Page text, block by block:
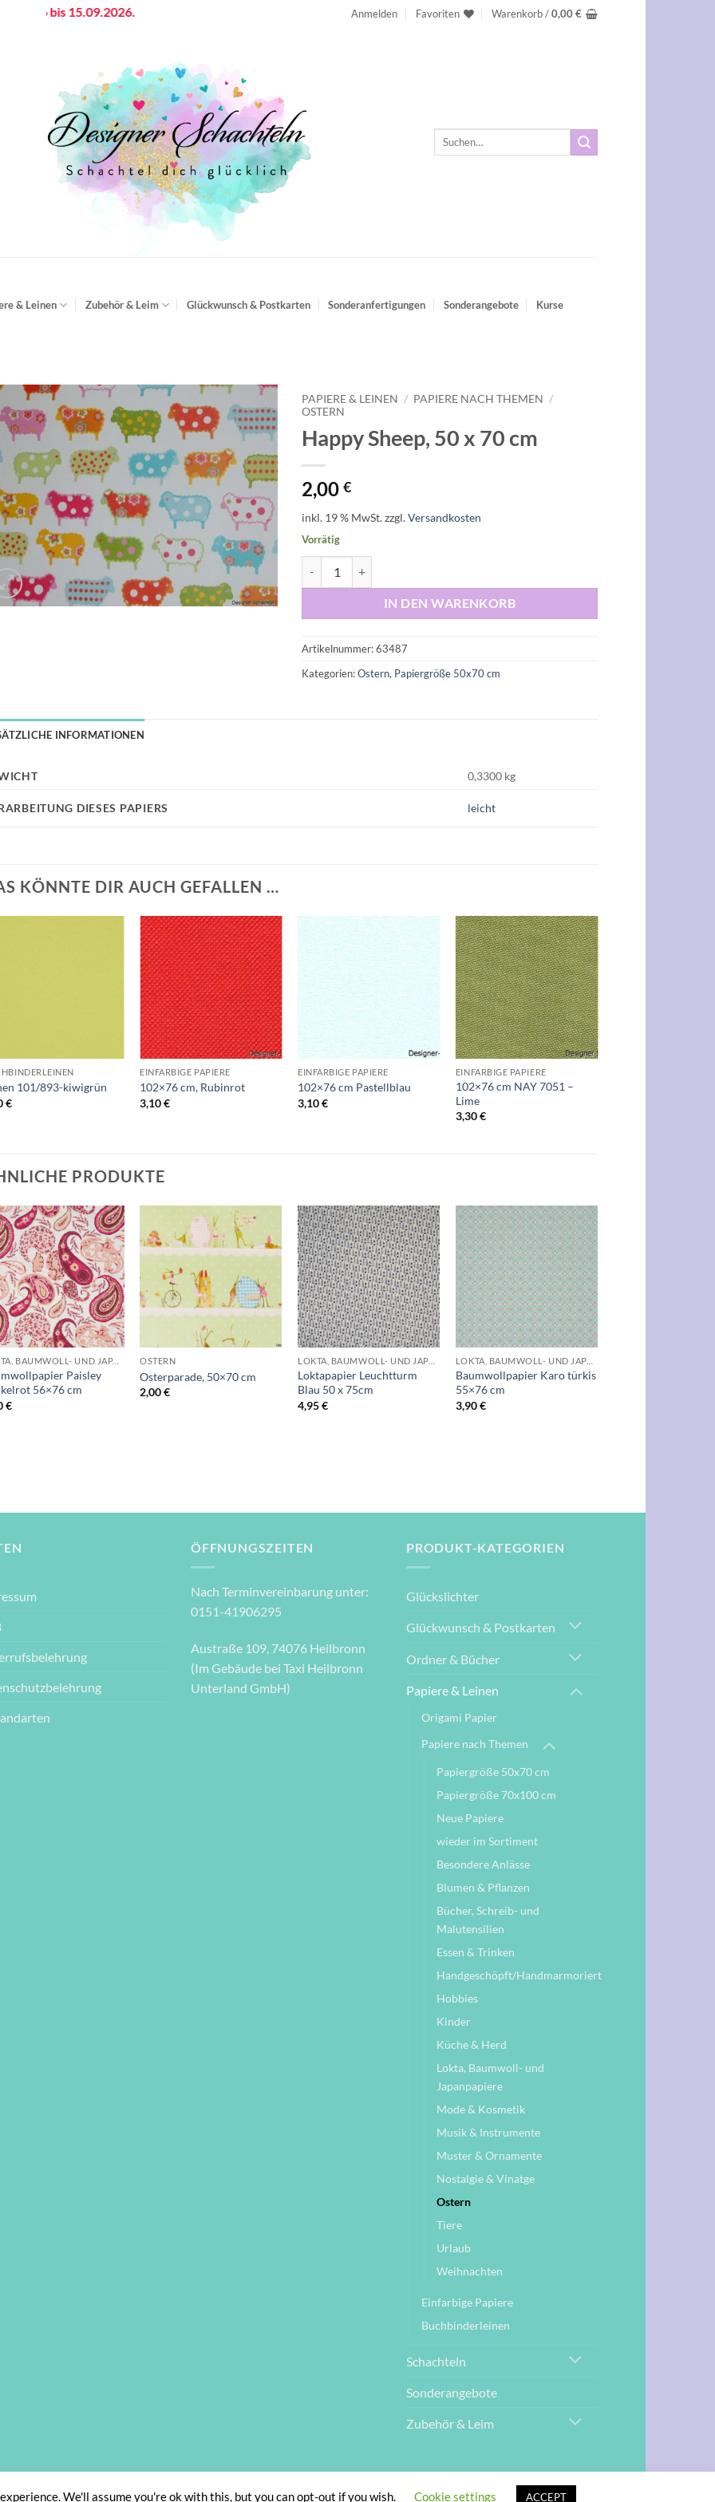
bis 15.09.2026. Anmelden Favoriten Warenkorb /0,00€
Suchen
& Leinen Zubehör & Leim Glückwunsch & Postkarten Sonderanfertigungen Sonderangebote Kurse
Auf die
Wunschliste
PAPIERE & LEINEN / PAPIERE NACH THEMEN /
OSTERN
Happy Sheep, 50 x 70 cm
2,00€
inkl. 19 % MwSt.zzgl.Versandkosten
Vorrätig
IN DEN WARENKORB
Artikelnummer:63487
Kategorien:Ostern, Papiergröße 50x70 cm
INFORMATIONEN
0,3300 kg
DIESES PAPIERS leicht
KÖNNTE DIR AUCH GEFALLEN …
101/893-kiwigrün
€
Auf die
Wunschliste
+
EINFARBIGE PAPIERE
102×76 cm, Rubinrot
3,10€
EINFARBIGE PAPIERE
102×76 cm Pastellblau
3,10€
Auf die
Wunschliste
+
EINFARBIGE PAPIERE
102×76 cm NAY 7051 –
Lime
3,30€
PRODUKTE
Auf die
Wunschliste
+
LOKTA, BAUMWOLL- UND JAPANPAPIERE
Paisley
56×76 cm
€
Auf die
Wunschliste
OSTERN
Osterparade, 50×70 cm
2,00€
Auf die
Wunschliste
+
Loktapapier Leuchtturm
Blau 50 x 75cm
4,95€
Auf die
Wunschliste
+
LOKTA, BAUMWOLL- UND JAPANPAPIERE
Baumwollpapier Karo türkis
55×76 cm
3,90€
ÖFFNUNGSZEITEN
Nach Terminvereinbarung unter:
0151-41906295
Austraße 109, 74076 Heilbronn
(Im Gebäude bei Taxi Heilbronn
Unterland GmbH)
PRODUKT-KATEGORIEN
Glückslichter
Glückwunsch & Postkarten
Ordner & Bücher
Papiere & Leinen
Origami Papier
Papiere nach Themen
Papiergröße 50x70 cm
Papiergröße 70x100 cm
Neue Papiere
wieder im Sortiment
Besondere Anlässe
Blumen & Pflanzen
Bücher, Schreib- und
Malutensilien
Essen & Trinken
Handgeschöpft/Handmarmoriert
Hobbies
Kinder
Küche & Herd
Lokta, Baumwoll- und
Japanpapiere
Mode & Kosmetik
Musik & Instrumente
Muster & Ornamente
Nostalgie & Vinatge
Ostern
Tiere
Urlaub
Weihnachten
Einfarbige Papiere
Buchbinderleinen
Schachteln
Sonderangebote
Zubehör & Leim
We'll assume you're ok with this, but you can opt-out if you wish. Cookie settings ACCEPT